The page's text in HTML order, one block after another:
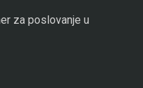
za poslovanje u